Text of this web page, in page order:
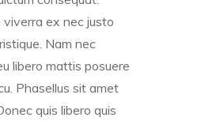
viverra ex nec justo
Nam nec
libero mattis posuere
Phasellus sit amet
quis libero quis